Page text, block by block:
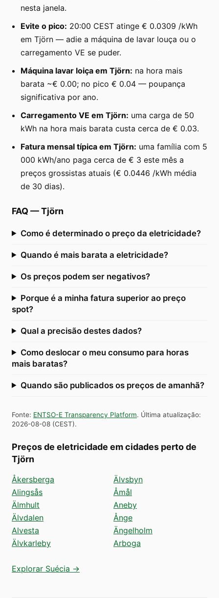
nesta janela.
Evite o pico: 20:00 CEST atinge € 0.0309 /kWh
em Tjörn — adie a máquina de lavar louça ou o
carregamento VE se puder.
Máquina lavar loiça em Tjörn: na hora mais
barata ~€ 0.00; no pico € 0.04 — poupança
significativa por ano.
Carregamento VE em Tjörn: uma carga de 50
kWh na hora mais barata custa cerca de € 0.03.
Fatura mensal típica em Tjörn: uma família com 5
000 kWh/ano paga cerca de € 3 este mês a
preços grossistas atuais (€ 0.0446 /kWh média
de 30 dias).
FAQ —Tjörn
Como é determinado o preço da eletricidade?
Quando é mais barata a eletricidade?
Os preços podem ser negativos?
Porque é a minha fatura superior ao preço
spot?
Qual a precisão destes dados?
Como deslocar o meu consumo para horas
mais baratas?
Quando são publicados os preços de amanhã?
Fonte: ENTSO-E Transparency Platform. Última atualização:
2026-08-08 (CEST).
Preços de eletricidade em cidades perto de
Tjörn
Åkersberga
Alingsås
Älmhult
Älvdalen
Alvesta
Älvkarleby
Älvsbyn
Åmål
Aneby
Ånge
Ängelholm
Arboga
Explorar Suécia →